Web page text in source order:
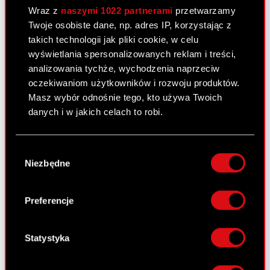
Wraz z naszymi 1022 partnerami przetwarzamy
Twoje osobiste dane, np. adres IP, korzystając z
takich technologii jak pliki cookie, w celu
wyświetlania spersonalizowanych reklam i treści,
analizowania tychże, wychodzenia naprzeciw
oczekiwaniom użytkowników i rozwoju produktów.
Masz wybór odnośnie tego, kto używa Twoich
danych i w jakich celach to robi.
lokalizacji geograficznej z dokładnością nawet
Identyfikować Twoje urządzenie, aktywnie
analizując charakteryzującego je zbiory
palca)
osobiste dane są przetwarzane oraz ustaw własne
zgody
Niezbędne
Preferencje
Statystyka
Raport bieżący nr 86/2008
31 grudnia 2008
PDF
Zaprzestanie konsolidowania spółki
zależnej
Raport bieżący nr 87/2008
Raport bieżący nr 85/2008